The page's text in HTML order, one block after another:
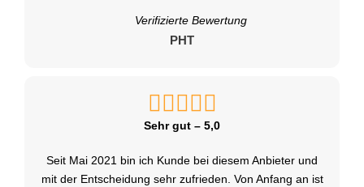
Verifizierte Bewertung
PHT
Sehr gut – 5,0
Seit Mai 2021 bin ich Kunde bei diesem Anbieter und
mit der Entscheidung sehr zufrieden. Von Anfang an ist